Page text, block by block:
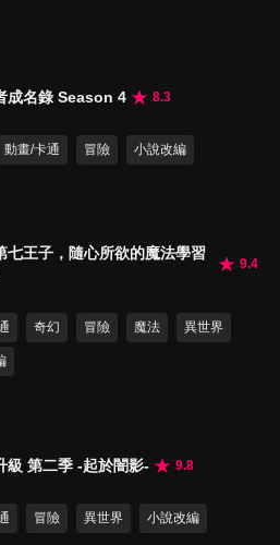
成名錄 Season 4
8.3
動畫/卡通 冒險 小說改編
七王子，隨心所欲的魔法學習
9.4
奇幻 冒險 魔法 異世界
級 第二季 -起於闇影-
9.8
冒險 異世界 小說改編